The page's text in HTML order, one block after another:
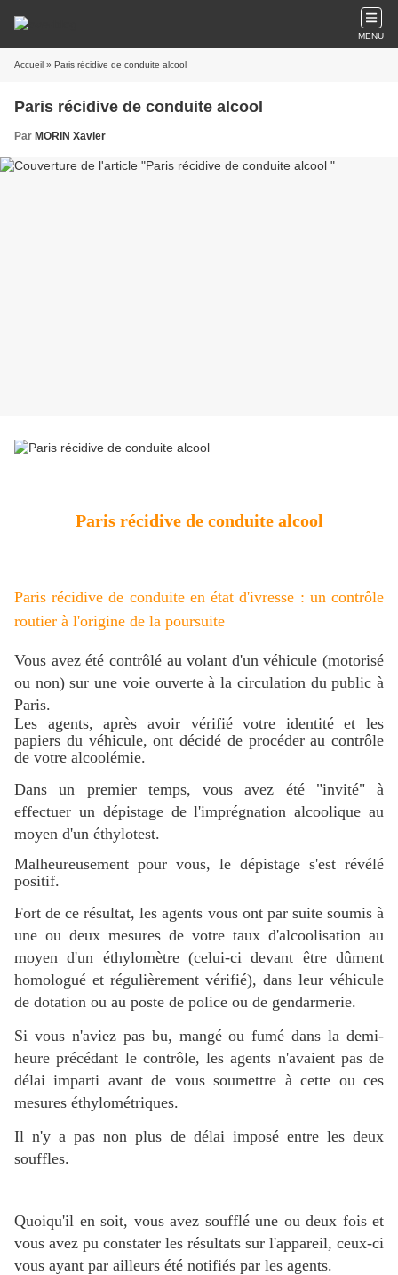
MENU
Accueil » Paris récidive de conduite alcool
Paris récidive de conduite alcool
Par MORIN Xavier
Paris récidive de conduite alcool
Paris récidive de conduite en état d'ivresse : un contrôle
routier à l'origine de la poursuite
Vous avez été contrôlé au volant d'un véhicule (motorisé
ou non) sur une voie ouverte à la circulation du public à
Paris.
Les agents, après avoir vérifié votre identité et les
papiers du véhicule, ont décidé de procéder au contrôle
de votre alcoolémie.
Dans un premier temps, vous avez été "invité" à
effectuer un dépistage de l'imprégnation alcoolique au
moyen d'un éthylotest.
Malheureusement pour vous, le dépistage s'est révélé
positif.
Fort de ce résultat, les agents vous ont par suite soumis à
une ou deux mesures de votre taux d'alcoolisation au
moyen d'un éthylomètre (celui-ci devant être dûment
homologué et régulièrement vérifié), dans leur véhicule
de dotation ou au poste de police ou de gendarmerie.
Si vous n'aviez pas bu, mangé ou fumé dans la demi-
heure précédant le contrôle, les agents n'avaient pas de
délai imparti avant de vous soumettre à cette ou ces
mesures éthylométriques.
Il n'y a pas non plus de délai imposé entre les deux
souffles.
Quoiqu'il en soit, vous avez soufflé une ou deux fois et
vous avez pu constater les résultats sur l'appareil, ceux-ci
vous ayant par ailleurs été notifiés par les agents.